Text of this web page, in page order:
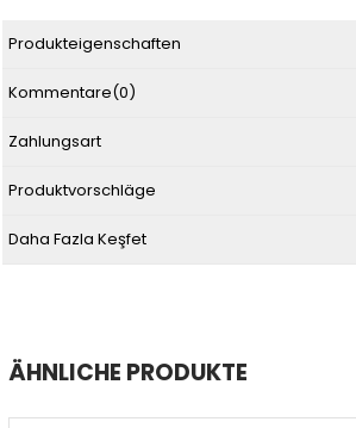
Produkteigenschaften
Kommentare(0)
Zahlungsart
Produktvorschläge
Daha Fazla Keşfet
ÄHNLICHE PRODUKTE